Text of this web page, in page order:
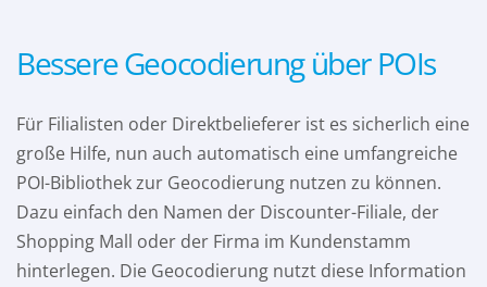
Bessere Geocodierung über POIs
Für Filialisten oder Direktbelieferer ist es sicherlich eine
große Hilfe, nun auch automatisch eine umfangreiche
POI-Bibliothek zur Geocodierung nutzen zu können.
Dazu einfach den Namen der Discounter-Filiale, der
Shopping Mall oder der Firma im Kundenstamm
hinterlegen. Die Geocodierung nutzt diese Information